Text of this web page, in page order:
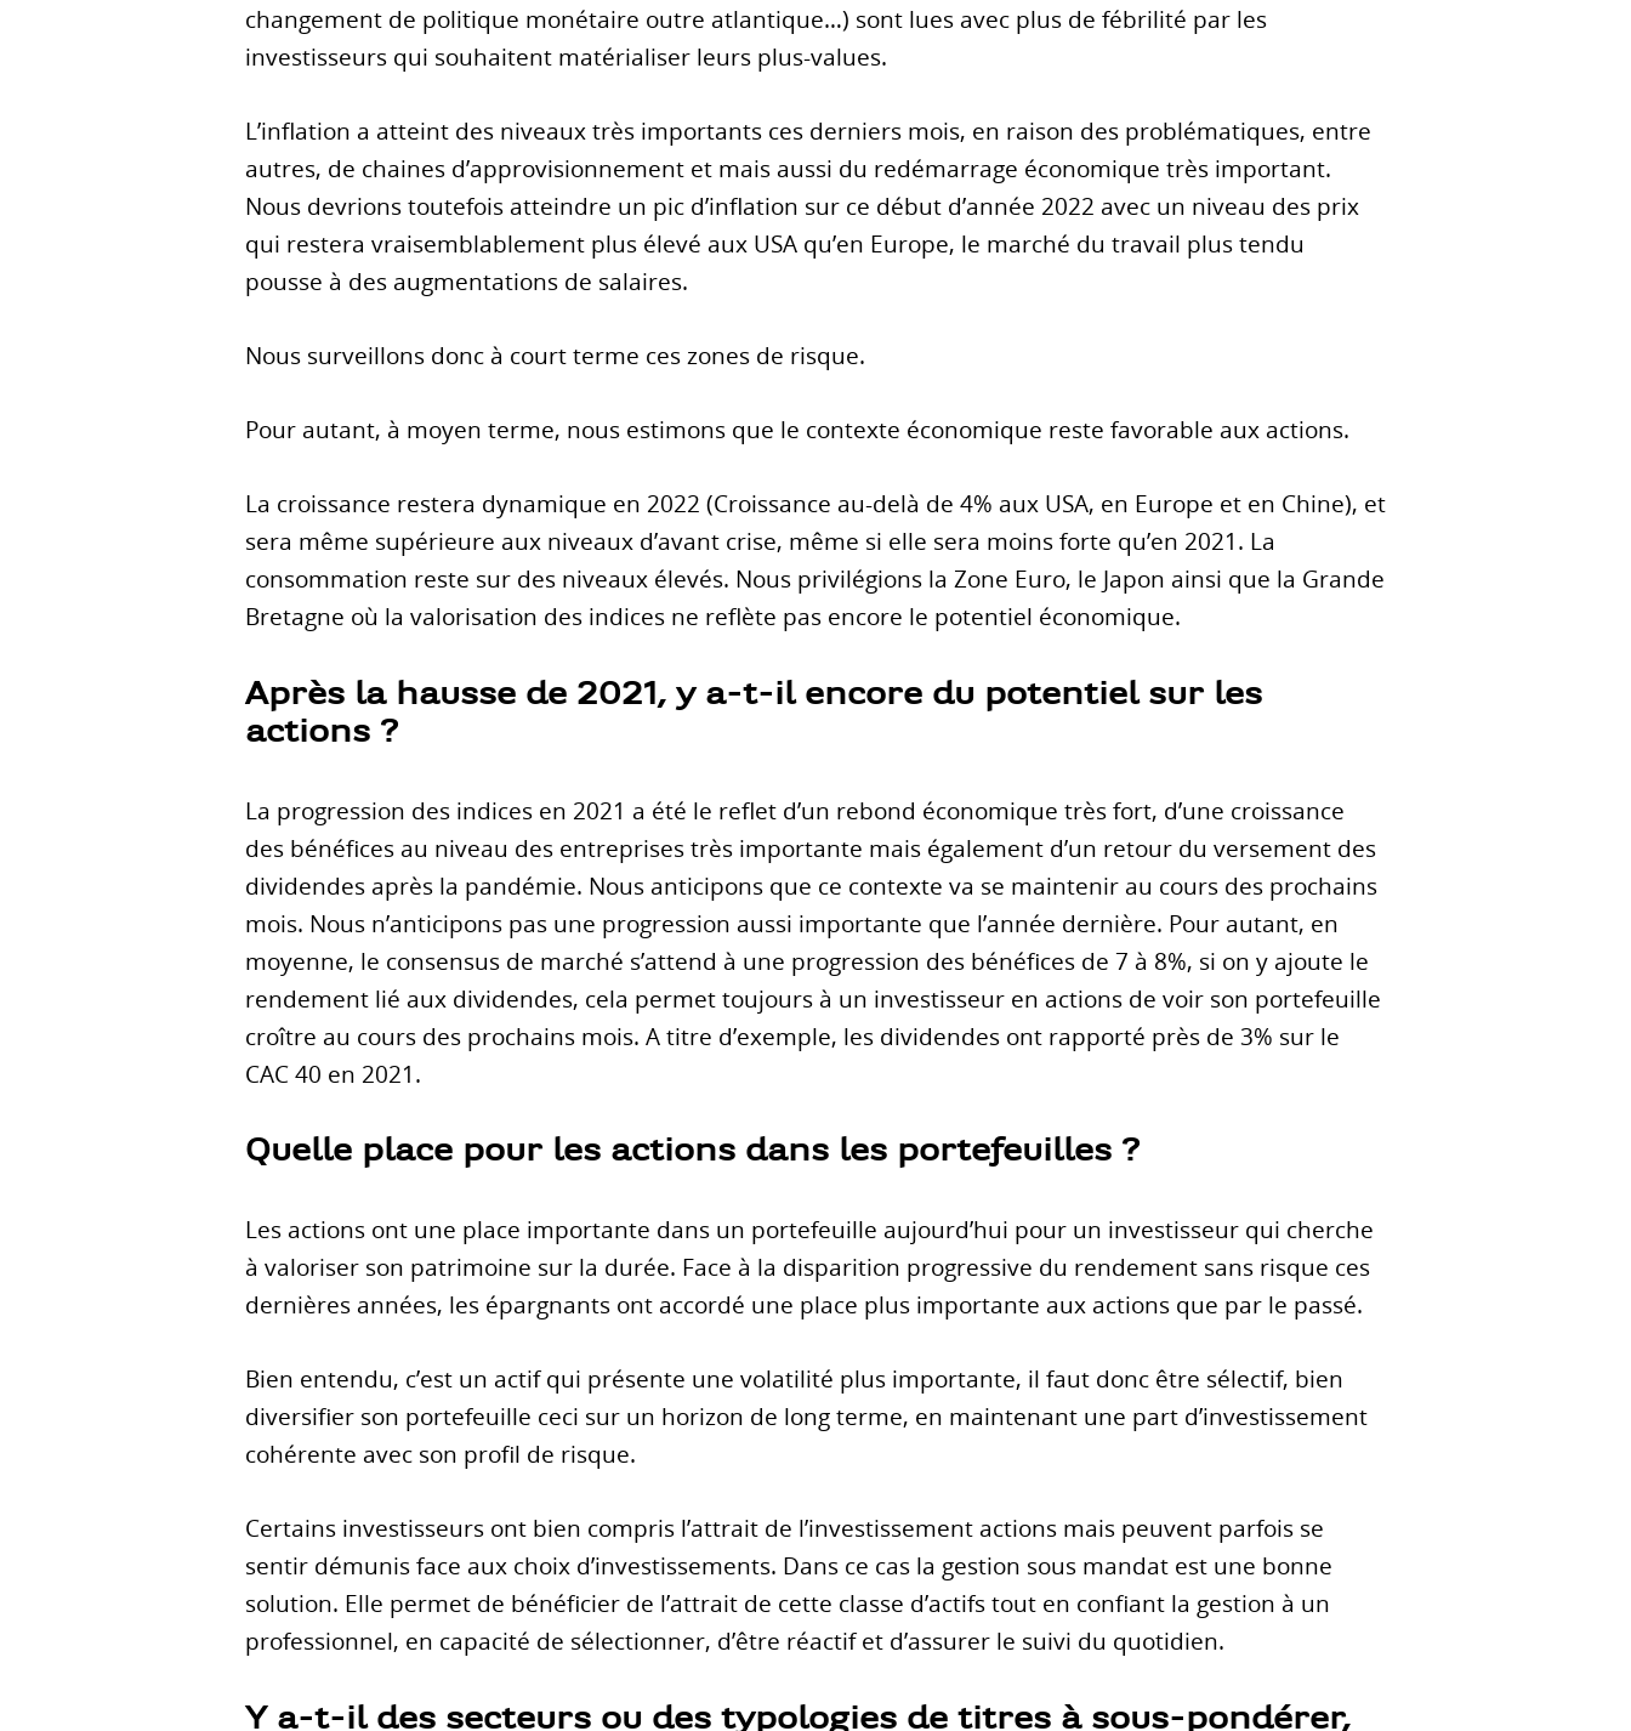
changement de politique monétaire outre atlantique…) sont lues avec plus de fébrilité par les
investisseurs qui souhaitent matérialiser leurs plus-values.
L’inflation a atteint des niveaux très importants ces derniers mois, en raison des problématiques, entre
autres, de chaines d’approvisionnement et mais aussi du redémarrage économique très important.
Nous devrions toutefois atteindre un pic d’inflation sur ce début d’année 2022 avec un niveau des prix
qui restera vraisemblablement plus élevé aux USA qu’en Europe, le marché du travail plus tendu
pousse à des augmentations de salaires.
Nous surveillons donc à court terme ces zones de risque.
Pour autant, à moyen terme, nous estimons que le contexte économique reste favorable aux actions.
La croissance restera dynamique en 2022 (Croissance au-delà de 4% aux USA, en Europe et en Chine), et
sera même supérieure aux niveaux d’avant crise, même si elle sera moins forte qu’en 2021. La
consommation reste sur des niveaux élevés. Nous privilégions la Zone Euro, le Japon ainsi que la Grande
Bretagne où la valorisation des indices ne reflète pas encore le potentiel économique.
Après la hausse de 2021, y a-t-il encore du potentiel sur les
actions ?
La progression des indices en 2021 a été le reflet d’un rebond économique très fort, d’une croissance
des bénéfices au niveau des entreprises très importante mais également d’un retour du versement des
dividendes après la pandémie. Nous anticipons que ce contexte va se maintenir au cours des prochains
mois. Nous n’anticipons pas une progression aussi importante que l’année dernière. Pour autant, en
moyenne, le consensus de marché s’attend à une progression des bénéfices de 7 à 8%, si on y ajoute le
rendement lié aux dividendes, cela permet toujours à un investisseur en actions de voir son portefeuille
croître au cours des prochains mois. A titre d’exemple, les dividendes ont rapporté près de 3% sur le
CAC 40 en 2021.
Quelle place pour les actions dans les portefeuilles ?
Les actions ont une place importante dans un portefeuille aujourd’hui pour un investisseur qui cherche
à valoriser son patrimoine sur la durée. Face à la disparition progressive du rendement sans risque ces
dernières années, les épargnants ont accordé une place plus importante aux actions que par le passé.
Bien entendu, c’est un actif qui présente une volatilité plus importante, il faut donc être sélectif, bien
diversifier son portefeuille ceci sur un horizon de long terme, en maintenant une part d’investissement
cohérente avec son profil de risque.
Certains investisseurs ont bien compris l’attrait de l’investissement actions mais peuvent parfois se
sentir démunis face aux choix d’investissements. Dans ce cas la gestion sous mandat est une bonne
solution. Elle permet de bénéficier de l’attrait de cette classe d’actifs tout en confiant la gestion à un
professionnel, en capacité de sélectionner, d’être réactif et d’assurer le suivi du quotidien.
Y a-t-il des secteurs ou des typologies de titres à sous-pondérer,